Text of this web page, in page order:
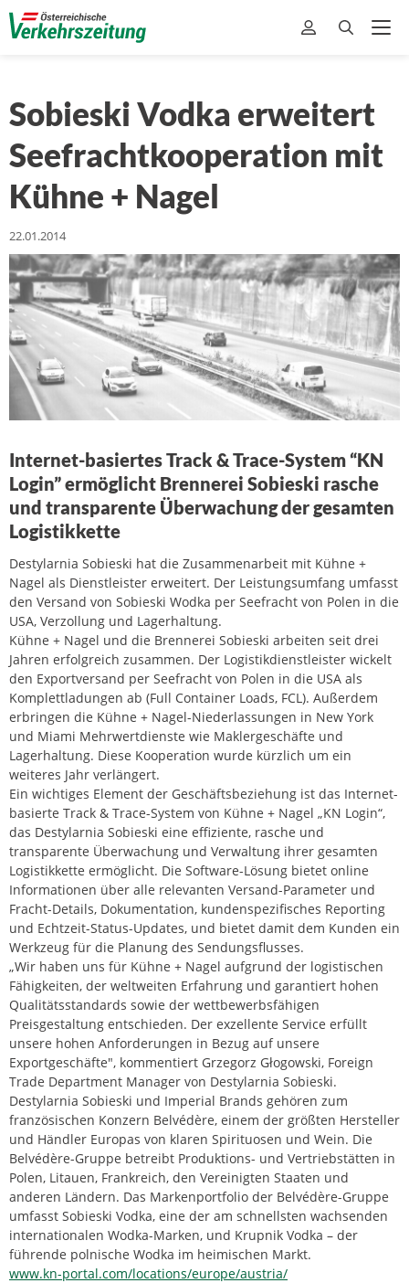
Sobieski Vodka erweitert
Seefrachtkooperation mit
Kühne + Nagel
22.01.2014
Internet-basiertes Track & Trace-System “KN
Login” ermöglicht Brennerei Sobieski rasche
und transparente Überwachung der gesamten
Logistikkette
Destylarnia Sobieski hat die Zusammenarbeit mit Kühne +
Nagel als Dienstleister erweitert. Der Leistungsumfang umfasst
den Versand von Sobieski Wodka per Seefracht von Polen in die
USA, Verzollung und Lagerhaltung.
Kühne + Nagel und die Brennerei Sobieski arbeiten seit drei
Jahren erfolgreich zusammen. Der Logistikdienstleister wickelt
den Exportversand per Seefracht von Polen in die USA als
Komplettladungen ab (Full Container Loads, FCL). Außerdem
erbringen die Kühne + Nagel-Niederlassungen in New York
und Miami Mehrwertdienste wie Maklergeschäfte und
Lagerhaltung. Diese Kooperation wurde kürzlich um ein
weiteres Jahr verlängert.
Ein wichtiges Element der Geschäftsbeziehung ist das Internet-
basierte Track & Trace-System von Kühne + Nagel „KN Login“,
das Destylarnia Sobieski eine effiziente, rasche und
transparente Überwachung und Verwaltung ihrer gesamten
Logistikkette ermöglicht. Die Software-Lösung bietet online
Informationen über alle relevanten Versand-Parameter und
Fracht-Details, Dokumentation, kundenspezifisches Reporting
und Echtzeit-Status-Updates, und bietet damit dem Kunden ein
Werkzeug für die Planung des Sendungsflusses.
„Wir haben uns für Kühne + Nagel aufgrund der logistischen
Fähigkeiten, der weltweiten Erfahrung und garantiert hohen
Qualitätsstandards sowie der wettbewerbsfähigen
Preisgestaltung entschieden. Der exzellente Service erfüllt
unsere hohen Anforderungen in Bezug auf unsere
Exportgeschäfte", kommentiert Grzegorz Głogowski, Foreign
Trade Department Manager von Destylarnia Sobieski.
Destylarnia Sobieski und Imperial Brands gehören zum
französischen Konzern Belvédère, einem der größten Hersteller
und Händler Europas von klaren Spirituosen und Wein. Die
Belvédère-Gruppe betreibt Produktions- und Vertriebstätten in
Polen, Litauen, Frankreich, den Vereinigten Staaten und
anderen Ländern. Das Markenportfolio der Belvédère-Gruppe
umfasst Sobieski Vodka, eine der am schnellsten wachsenden
internationalen Wodka-Marken, und Krupnik Vodka – der
führende polnische Wodka im heimischen Markt.
www.kn-portal.com/locations/europe/austria/‎